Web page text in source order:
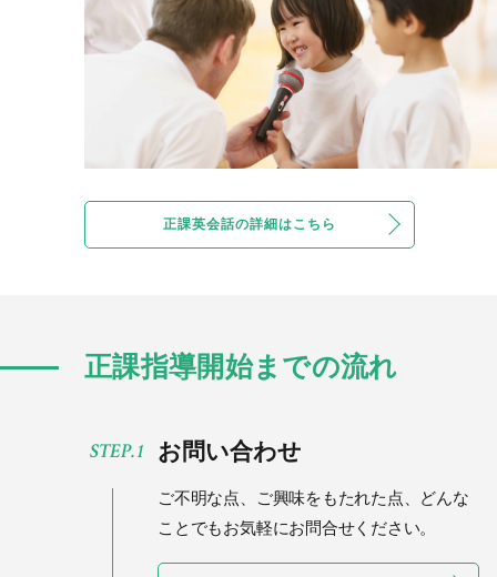
正課英会話の詳細はこちら
正課指導開始までの流れ
お問い合わせ
ご不明な点、ご興味をもたれた点、 どんな
ことでもお気軽にお問合せください。